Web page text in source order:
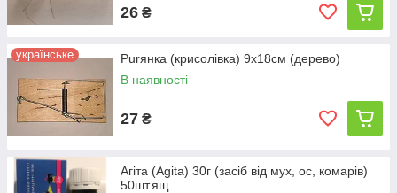
26 ₴
українське
Purянка (крисолівка) 9х18см (дерево)
В наявності
27 ₴
Агіта (Agita) 30г (засіб від мух, ос, комарів)
50шт.ящ